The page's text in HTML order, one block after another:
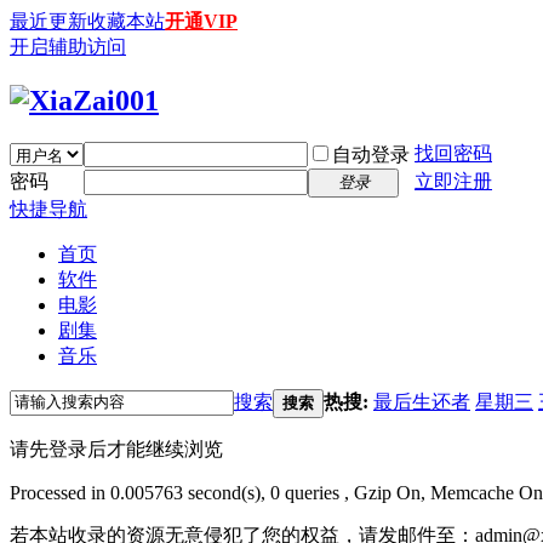
最近更新收藏本站开通VIP
开启辅助访问
自动登录 找回密码
密码
登录
立即注册
快捷导航
首页
软件
电影
剧集
音乐
搜索 搜索 热搜: 最后生还者 星期三
请先登录后才能继续浏览
Processed in 0.005763 second(s), 0 queries , Gzip On, Memcache
若本站收录的资源无意侵犯了您的权益，请发邮件至：